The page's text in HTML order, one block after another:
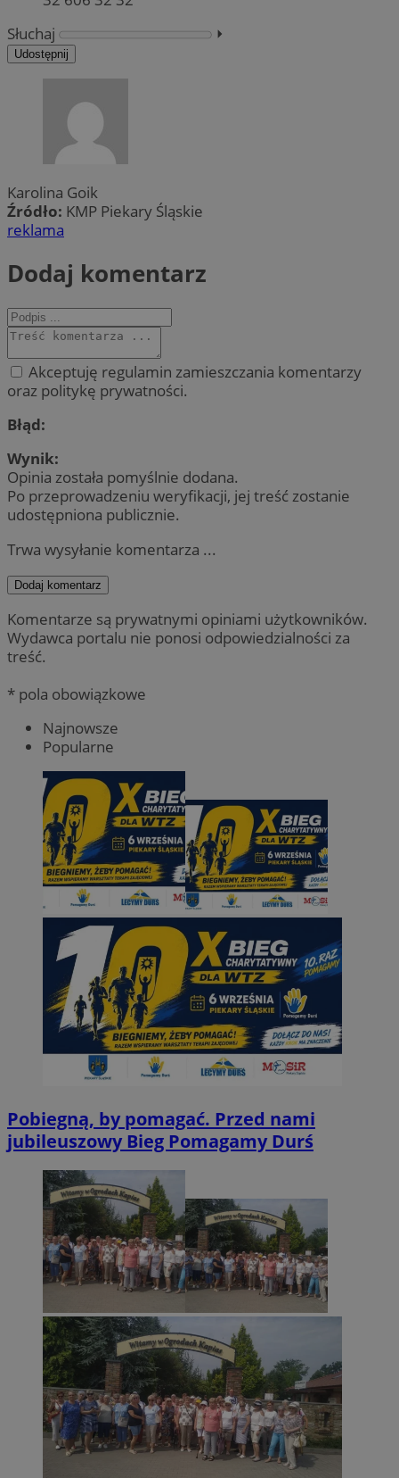
Słuchaj
⏵︎
Udostępnij
Karolina Goik
Źródło: KMP Piekary Śląskie
reklama
Dodaj komentarz
Akceptuję regulamin zamieszczania komentarzy
oraz politykę prywatności.
Błąd:
Wynik:
Opinia została pomyślnie dodana.
Po przeprowadzeniu weryfikacji, jej treść zostanie
udostępniona publicznie.
Trwa wysyłanie komentarza ...
Dodaj komentarz
Komentarze są prywatnymi opiniami użytkowników.
Wydawca portalu nie ponosi odpowiedzialności za
treść.
* pola obowiązkowe
Najnowsze
Popularne
Pobiegną, by pomagać. Przed nami
jubileuszowy Bieg Pomagamy Durś